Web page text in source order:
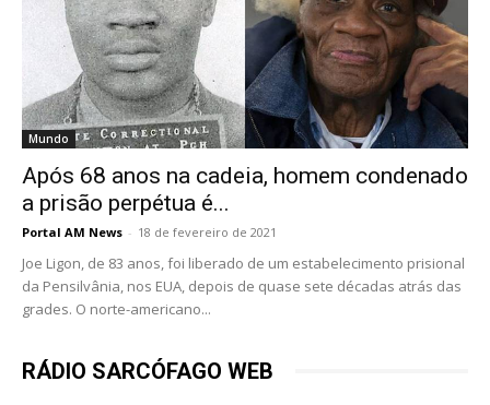
Mundo
Após 68 anos na cadeia, homem condenado
a prisão perpétua é...
Portal AM News - 18 de fevereiro de 2021
Joe Ligon, de 83 anos, foi liberado de um estabelecimento prisional
da Pensilvânia, nos EUA, depois de quase sete décadas atrás das
grades. O norte-americano...
RÁDIO SARCÓFAGO WEB